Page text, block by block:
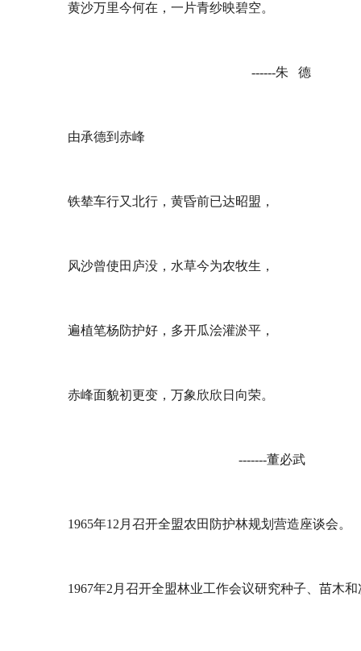
黄沙万里今何在，一片青纱映碧空。
------朱 德
由承德到赤峰
铁辇车行又北行，黄昏前已达昭盟，
风沙曾使田庐没，水草今为农牧生，
遍植笔杨防护好，多开瓜浍灌淤平，
赤峰面貌初更变，万象欣欣日向荣。
-------董必武
1965年12月召开全盟农田防护林规划营造座谈会。
1967年2月召开全盟林业工作会议研究种子、苗木和